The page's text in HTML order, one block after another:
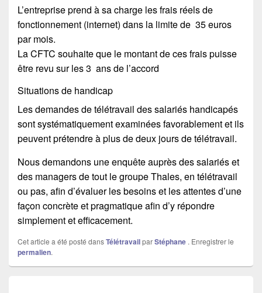
L’entreprise prend à sa charge les frais réels de
fonctionnement (internet) dans la limite de 35 euros
par mois.
La CFTC souhaite que le montant de ces frais puisse
être revu sur les 3 ans de l’accord
Situations de handicap
Les demandes de télétravail des salariés handicapés
sont systématiquement examinées favorablement et ils
peuvent prétendre à plus de deux jours de télétravail.
Nous demandons une enquête auprès des salariés et
des managers de tout le groupe Thales, en télétravail
ou pas, afin d’évaluer les besoins et les attentes d’une
façon concrète et pragmatique afin d’y répondre
simplement et efficacement.
Cet article a été posté dansTélétravailparStéphane . Enregistrer le
permalien.